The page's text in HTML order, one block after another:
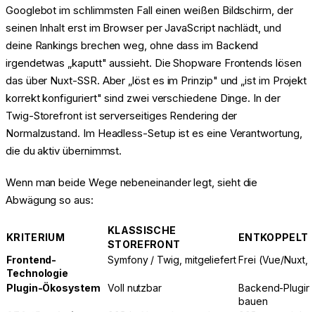
Googlebot im schlimmsten Fall einen weißen Bildschirm, der
seinen Inhalt erst im Browser per JavaScript nachlädt, und
deine Rankings brechen weg, ohne dass im Backend
irgendetwas „kaputt" aussieht. Die Shopware Frontends lösen
das über Nuxt-SSR. Aber „löst es im Prinzip" und „ist im Projekt
korrekt konfiguriert" sind zwei verschiedene Dinge. In der
Twig-Storefront ist serverseitiges Rendering der
Normalzustand. Im Headless-Setup ist es eine Verantwortung,
die du aktiv übernimmst.
Wenn man beide Wege nebeneinander legt, sieht die
Abwägung so aus:
KRITERIUM
KLASSISCHE
STOREFRONT
Frontend-
Technologie
Symfony / Twig, mitgeliefertFrei (Vue/Nuxt,
Plugin-Ökosystem Voll nutzbar
Backend-
bauen